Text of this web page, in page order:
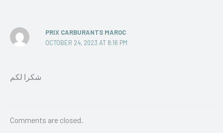
PRIX CARBURANTS MAROC
OCTOBER 24, 2023 AT 8:16 PM
شكرا لكم
Comments are closed.